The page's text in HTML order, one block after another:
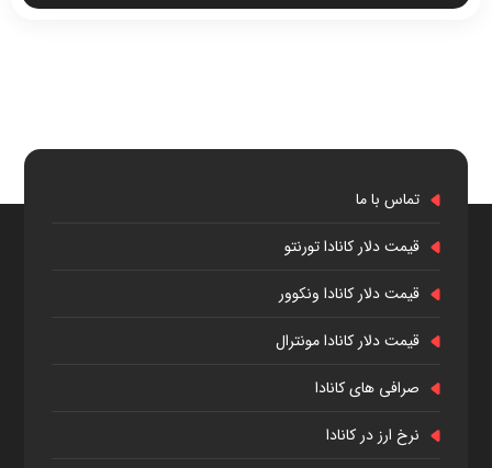
تماس با ما
قیمت دلار کانادا تورنتو
قیمت دلار کانادا ونکوور
قیمت دلار کانادا مونترال
صرافی های کانادا
نرخ ارز در کانادا